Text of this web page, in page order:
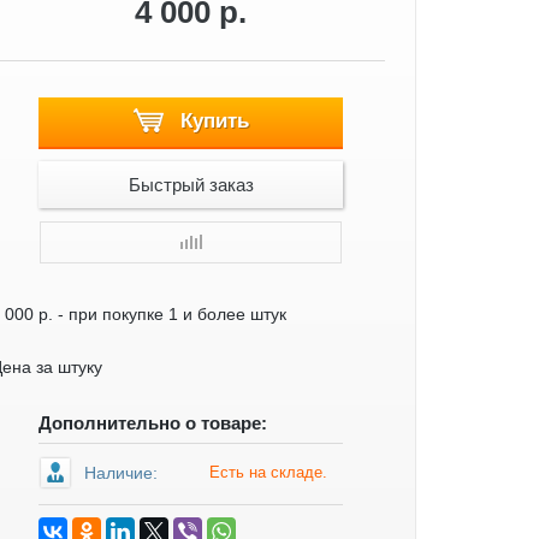
4 000 р.
Купить
Быстрый заказ
000 р. - при покупке 1 и более штук
за штуку
Дополнительно о товаре:
Наличие: Есть на складе.